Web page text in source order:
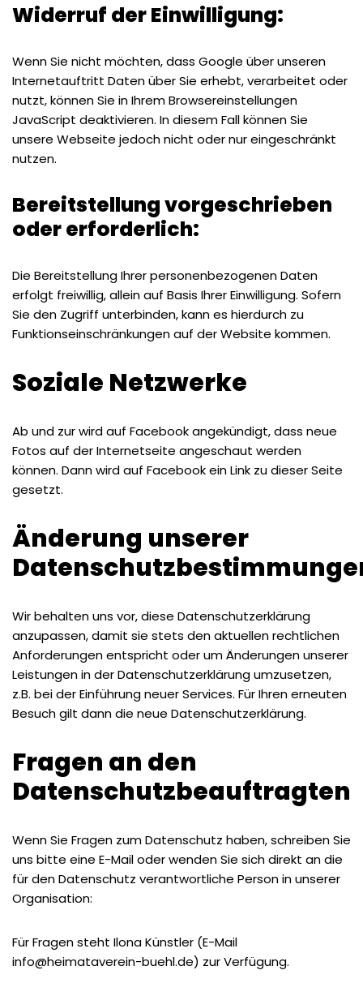
Widerruf der Einwilligung:
Wenn Sie nicht möchten, dass Google über unseren
Internetauftritt Daten über Sie erhebt, verarbeitet oder
nutzt, können Sie in Ihrem Browsereinstellungen
JavaScript deaktivieren. In diesem Fall können Sie
unsere Webseite jedoch nicht oder nur eingeschränkt
nutzen.
Bereitstellung vorgeschrieben
oder erforderlich:
Die Bereitstellung Ihrer personenbezogenen Daten
erfolgt freiwillig, allein auf Basis Ihrer Einwilligung. Sofern
Sie den Zugriff unterbinden, kann es hierdurch zu
Funktionseinschränkungen auf der Website kommen.
Soziale Netzwerke
Ab und zur wird auf Facebook angekündigt, dass neue
Fotos auf der Internetseite angeschaut werden
können. Dann wird auf Facebook ein Link zu dieser Seite
gesetzt.
Änderung unserer
Wir behalten uns vor, diese Datenschutzerklärung
anzupassen, damit sie stets den aktuellen rechtlichen
Anforderungen entspricht oder um Änderungen unserer
Leistungen in der Datenschutzerklärung umzusetzen,
z.B. bei der Einführung neuer Services. Für Ihren erneuten
Besuch gilt dann die neue Datenschutzerklärung.
Fragen an den
Datenschutzbeauftragten
Wenn Sie Fragen zum Datenschutz haben, schreiben Sie
uns bitte eine E-Mail oder wenden Sie sich direkt an die
für den Datenschutz verantwortliche Person in unserer
Organisation:
Für Fragen steht Ilona Künstler (E-Mail
info@heimataverein-buehl.de) zur Verfügung.